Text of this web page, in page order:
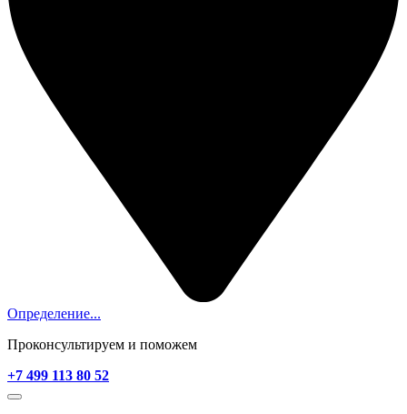
Определение...
Проконсультируем и поможем
+7 499 113 80 52